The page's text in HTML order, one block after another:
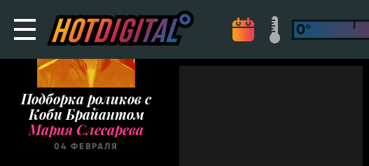
Подборка роликов с
Коби Брайантом
Мария Слесарева
04 ФЕВРАЛЯ